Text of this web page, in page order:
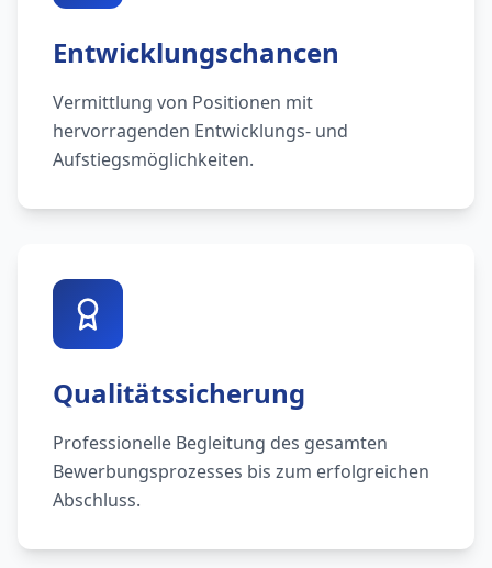
Entwicklungschancen
Vermittlung von Positionen mit
hervorragenden Entwicklungs- und
Aufstiegsmöglichkeiten.
Qualitätssicherung
Professionelle Begleitung des gesamten
Bewerbungsprozesses bis zum erfolgreichen
Abschluss.